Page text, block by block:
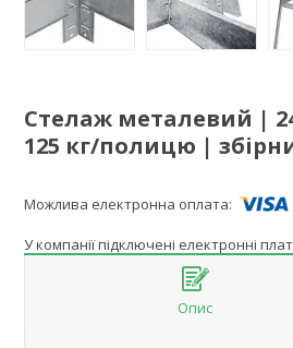
Стелаж металевий |
125 кг/полицю |
У компанії підключені електронні
Опис